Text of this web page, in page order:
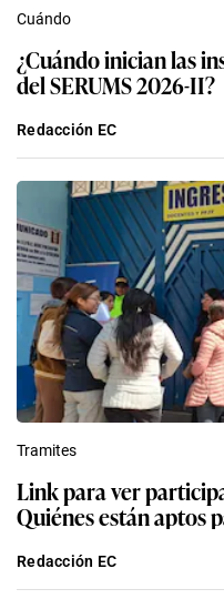
Cuándo
¿Cuándo inician las
del SERUMS 2026-II?
Redacción EC
Tramites
Link para ver
Quiénes están aptos
Redacción EC